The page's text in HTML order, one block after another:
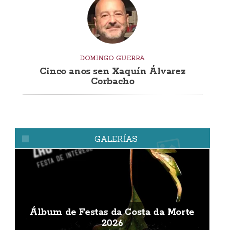
DOMINGO GUERRA
Cinco anos sen Xaquín Álvarez
Corbacho
GALERÍAS
Álbum de Festas da Costa da Morte
2026